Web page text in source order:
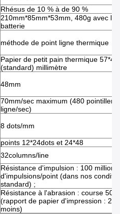
Rhésus de 10 % à de 90 %
210mm*85mm*53mm, 480g avec la
batterie
méthode de point ligne thermique
Papier de petit pain thermique 57*40
(standard) millimètre
48mm
70mm/sec maximum (480 pointillent
ligne/sec)
8 dots/mm
points 12*24dots et 24*48
32columns/line
Résistance d'impulsion : 100 millions
d'impulsions/point (dans nos
standard) ;
Résistance à l'abrasion : course
(rapport de papier d'impression :
moins)